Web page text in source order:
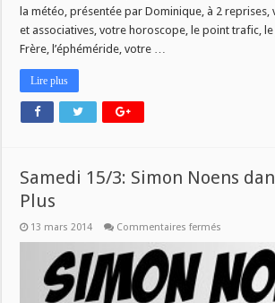
la météo, présentée par Dominique, à 2 reprises,
et associatives, votre horoscope, le point trafic,
Frère, l’éphéméride, votre …
Lire plus
Samedi 15/3: Simon Noens
Plus
13 mars 2014 Commentaires fermés
15/3:
Simon
Noens
dans
Humour